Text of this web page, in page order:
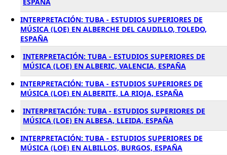
INTERPRETACIÓN: TUBA - ESTUDIOS SUPERIORES DE
MÚSICA (LOE) EN ALBERCHE DEL CAUDILLO, TOLEDO,
ESPAÑA
INTERPRETACIÓN: TUBA - ESTUDIOS SUPERIORES DE
MÚSICA (LOE) EN ALBERIC, VALENCIA, ESPAÑA
INTERPRETACIÓN: TUBA - ESTUDIOS SUPERIORES DE
MÚSICA (LOE) EN ALBERITE, LA RIOJA, ESPAÑA
INTERPRETACIÓN: TUBA - ESTUDIOS SUPERIORES DE
MÚSICA (LOE) EN ALBESA, LLEIDA, ESPAÑA
INTERPRETACIÓN: TUBA - ESTUDIOS SUPERIORES DE
MÚSICA (LOE) EN ALBILLOS, BURGOS, ESPAÑA